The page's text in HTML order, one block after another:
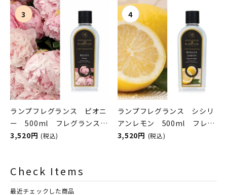
ASHLEIGH&BURWOOD（ア
シュレイアンドバーウッド）
ASHLEIGH&BURWOOD（ア
シュレイアンドバーウッド）
ランプフレグランス ピオニ
ー 500ml フレグランスラ
ンプ用オイル
3,520円 (税込)
ランプフレグランス シシリ
アンレモン 500ml フレグ
ランスランプ用オイル
3,520円 (税込)
Check Items
最近チェックした商品